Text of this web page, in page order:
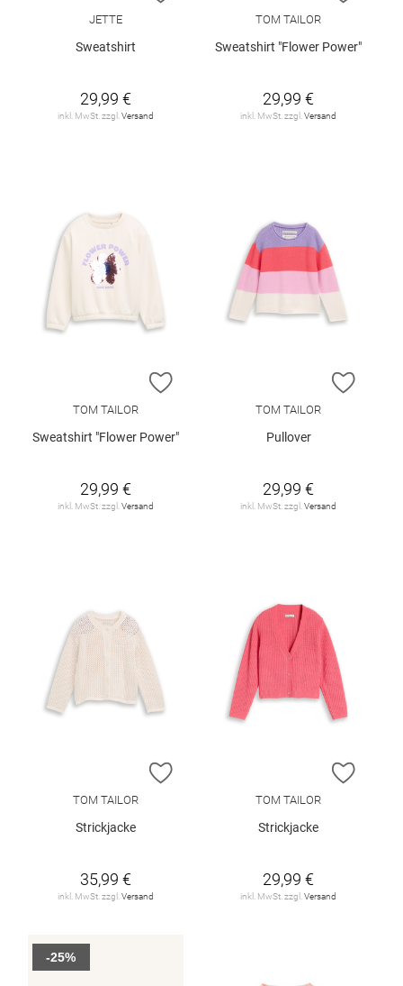
JETTE
Sweatshirt
29,99 €
inkl. MwSt. zzgl.Versand
TOM TAILOR
Sweatshirt "Flower Power"
29,99 €
inkl. MwSt. zzgl.Versand
ZUR WUNSCHLISTE HINZUFÜGEN
TOM TAILOR
Sweatshirt "Flower Power"
29,99 €
inkl. MwSt. zzgl.Versand
ZUR
TOM TAILOR
Pullover
29,99 €
inkl. MwSt. zzgl.Versand
ZUR WUNSCHLISTE HINZUFÜGEN
TOM TAILOR
Strickjacke
35,99 €
inkl. MwSt. zzgl. Versand
ZUR
TOM TAILOR
Strickjacke
29,99 €
inkl. MwSt. zzgl. Versand
-25%